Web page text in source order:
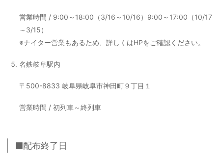
営業時間 / 9:00～18:00（3/16～10/16）9:00～17:00（10/17
～3/15）
※ナイター営業もあるため、詳しくはHPをご確認ください。
名鉄岐阜駅内
〒500-8833 岐阜県岐阜市神田町９丁目１
営業時間 / 初列車～終列車
■配布終了日